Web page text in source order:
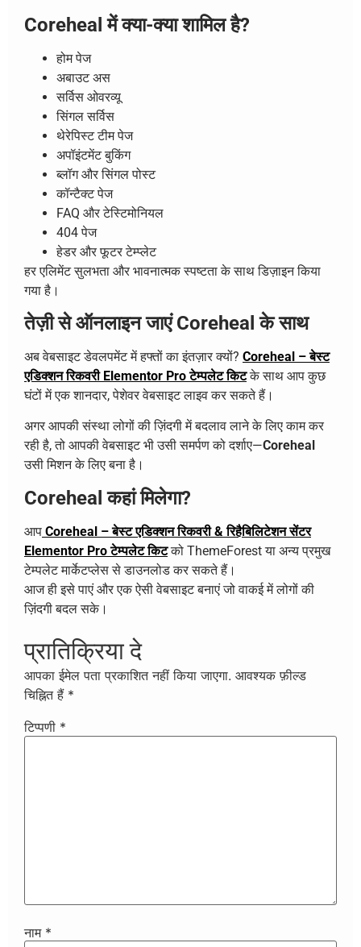
Coreheal में क्या-क्या शामिल है?
होम पेज
अबाउट अस
सर्विस ओवरव्यू
सिंगल सर्विस
थेरेपिस्ट टीम पेज
अपॉइंटमेंट बुकिंग
ब्लॉग और सिंगल पोस्ट
कॉन्टैक्ट पेज
FAQ और टेस्टिमोनियल
404 पेज
हेडर और फूटर टेम्प्लेट
हर एलिमेंट सुलभता और भावनात्मक स्पष्टता के साथ डिज़ाइन किया
गया है।
तेज़ी से ऑनलाइन जाएं Coreheal के साथ
अब वेबसाइट डेवलपमेंट में हफ्तों का इंतज़ार क्यों? Coreheal – बेस्ट
एडिक्शन रिकवरी Elementor Pro टेम्पलेट किटके साथ आप कुछ
घंटों में एक शानदार, पेशेवर वेबसाइट लाइव कर सकते हैं।
अगर आपकी संस्था लोगों की ज़िंदगी में बदलाव लाने के लिए काम कर
रही है, तो आपकी वेबसाइट भी उसी समर्पण को दर्शाए—Coreheal
उसी मिशन के लिए बना है।
Coreheal कहां मिलेगा?
आप Coreheal – बेस्ट एडिक्शन रिकवरी & रिहैबिलिटेशन सेंटर
Elementor Pro टेम्पलेट किटको ThemeForest या अन्य प्रमुख
टेम्पलेट मार्केटप्लेस से डाउनलोड कर सकते हैं।
आज ही इसे पाएं और एक ऐसी वेबसाइट बनाएं जो वाकई में लोगों की
ज़िंदगी बदल सके।
प्रातिक्रिया दे
आपका ईमेल पता प्रकाशित नहीं किया जाएगा. आवश्यक फ़ील्ड
चिह्नित हैं *
टिप्पणी *
नाम *